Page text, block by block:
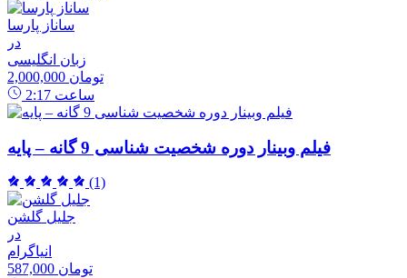
ساناز پارسا
در
زبان انگلیسی
2,000,000 تومان
2:17 ساعت
فیلم وبینار دوره شخصیت شناسی 9 گانه – پایه
(1)
جلیل گلشن
در
انیاگرام
587,000 تومان